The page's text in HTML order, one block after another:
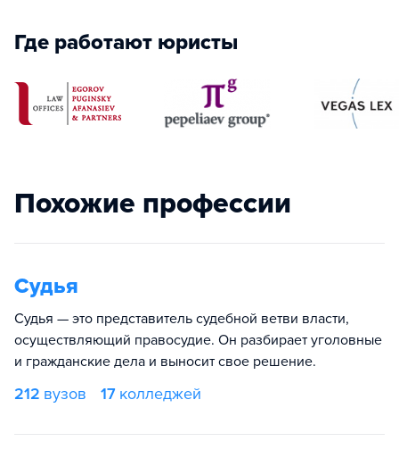
Где работают юристы
Похожие профессии
Судья
Судья — это представитель судебной ветви власти,
осуществляющий правосудие. Он разбирает уголовные
и гражданские дела и выносит свое решение.
212 вузов 17 колледжей